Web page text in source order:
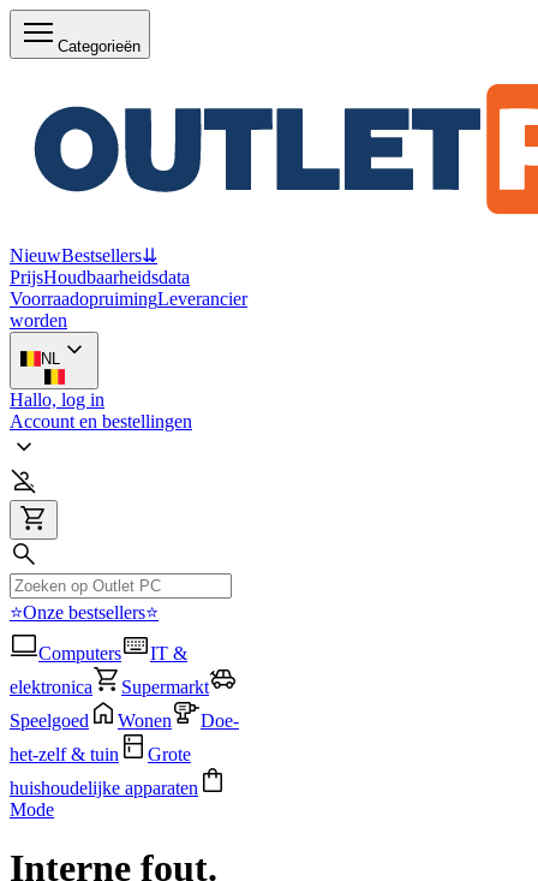
Categorieën
NieuwBestsellers⇊
PrijsHoudbaarheidsdata
VoorraadopruimingLeverancier
worden
NL
Hallo, log in
Account en bestellingen
⭐Onze bestsellers⭐
Computers
IT &
elektronica
Supermarkt
Speelgoed
Wonen
Doe-
het-zelf & tuin
Grote
huishoudelijke apparaten
Mode
Interne fout.